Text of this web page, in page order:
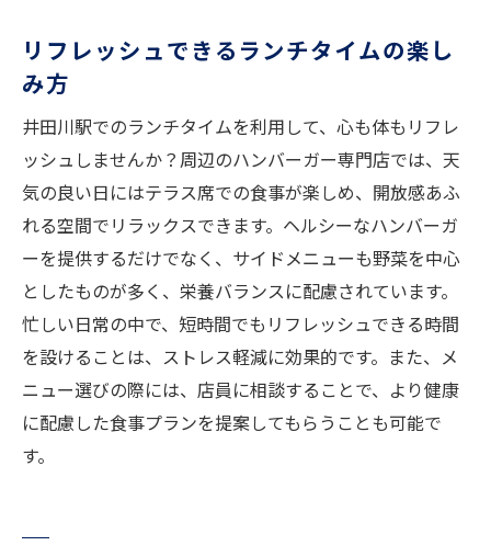
リフレッシュできるランチタイムの楽し
み方
井田川駅でのランチタイムを利用して、心も体もリフレ
ッシュしませんか？周辺のハンバーガー専門店では、天
気の良い日にはテラス席での食事が楽しめ、開放感あふ
れる空間でリラックスできます。ヘルシーなハンバーガ
ーを提供するだけでなく、サイドメニューも野菜を中心
としたものが多く、栄養バランスに配慮されています。
忙しい日常の中で、短時間でもリフレッシュできる時間
を設けることは、ストレス軽減に効果的です。また、メ
ニュー選びの際には、店員に相談することで、より健康
に配慮した食事プランを提案してもらうことも可能で
す。